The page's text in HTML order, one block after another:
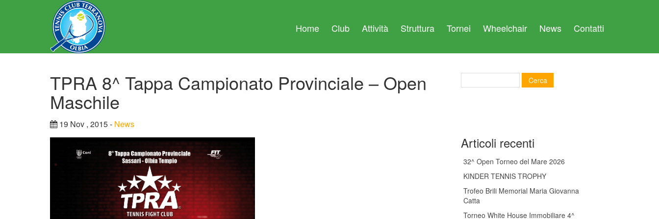
Home Club Attività Struttura Tornei Wheelchair News Contatti
TPRA 8^ Tappa Campionato Provinciale – Open
Maschile
19 Nov , 2015 - News
Articoli recenti
32^ Open Torneo del Mare 2026
KINDER TENNIS TROPHY
Trofeo Brili Memorial Maria Giovanna
Catta
Torneo White House Immobiliare 4^